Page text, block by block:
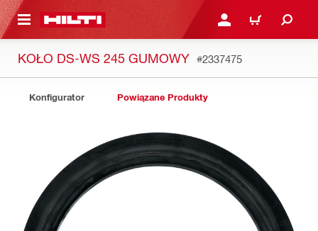
GŁÓWNEJ ZALOGUJ SIĘ LUB
KOSZYK
KOŁO DS-WS 245 GUMOWY #2337475
Konfigurator Powiązane Produkty